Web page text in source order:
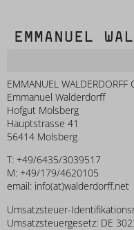
EMMANUEL WALDERDORFF
Emmanuel Walderdorff
Hofgut Molsberg
Hauptstrasse 41
56414 Molsberg
T: +49/6435/3039517
M: +49/179/4620105
email: info(at)walderdorff.net
Umsatzsteuer-
Umsatzsteuergesetz: DE